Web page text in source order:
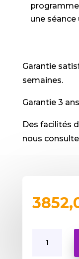
une
Garantie
semaines.
Garantie 3
Des facilités
nous